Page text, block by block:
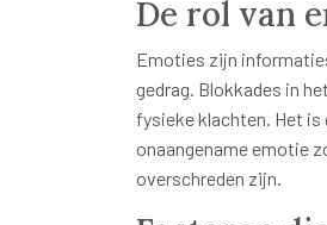
De rol van
Emoties zijn
gedrag. Blokkades in
fysieke klachten. Het
onaangename emotie
overschreden zijn.